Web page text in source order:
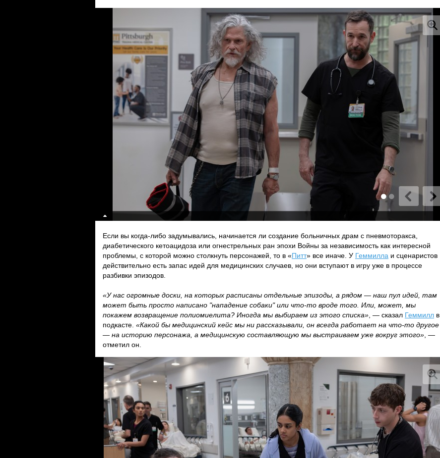
Если вы когда-либо задумывались, начинается ли создание больничных драм с пневмоторакса,
диабетического кетоацидоза или огнестрельных ран эпохи Войны за независимость как интересной
проблемы, с которой можно столкнуть персонажей, то в «Питт» все иначе. У Геммилла и сценаристов
действительно есть запас идей для медицинских случаев, но они вступают в игру уже в процессе
разбивки эпизодов.
«У нас огромные доски, на которых расписаны отдельные эпизоды, а рядом — наш пул идей, там
может быть просто написано "нападение собаки" или что-то вроде того. Или, может, мы
покажем возвращение полиомиелита? Иногда мы выбираем из этого списка» , — сказал Геммилл в
подкасте. «Какой бы медицинский кейс мы ни рассказывали, он всегда работает на что-то другое
— на историю персонажа, а медицинскую составляющую мы выстраиваем уже вокруг этого» , —
отметил он.